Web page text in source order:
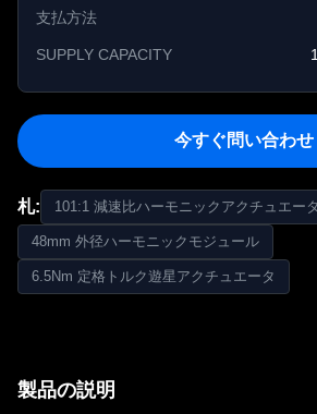
支払方法
SUPPLY CAPACITY
今すぐ問い合わせ
札: 101:1 減速比ハーモニックアクチュエータ
48mm 外径ハーモニックモジュール
6.5Nm 定格トルク遊星アクチュエータ
製品の説明